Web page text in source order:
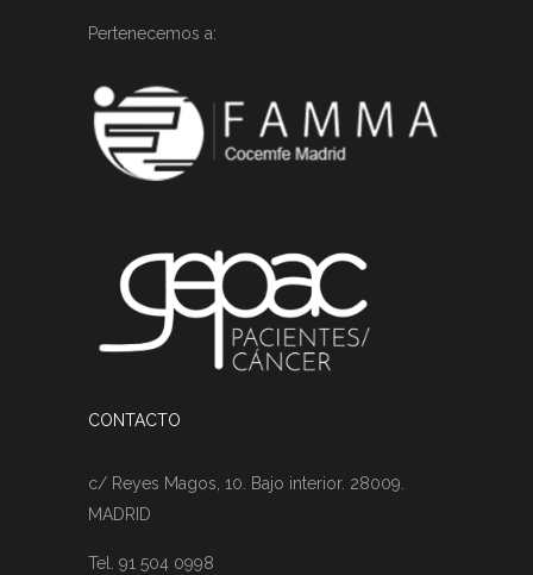
Pertenecemos a:
CONTACTO
c/ Reyes Magos, 10. Bajo interior. 28009.
MADRID
Tel. 91 504 0998